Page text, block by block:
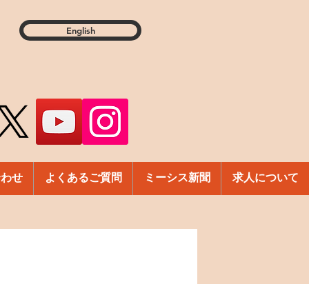
English
せ よくあるご質問 ミーシス新聞 求人について